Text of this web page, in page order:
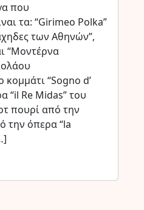
που
τα: “Girimeo Polka”
των Αθηνών”,
“Μοντέρνα
“Sogno d’
“il Re Midas” του
πουρί από την
την όπερα “la